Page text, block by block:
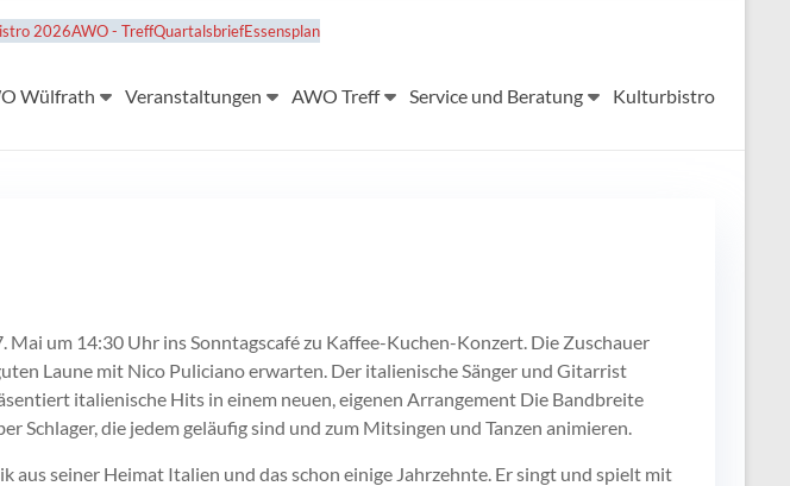
2026AWO - TreffQuartalsbriefEssensplan
Wülfrath Veranstaltungen AWO Treff Service und Beratung Kulturbistro
um 14:30 Uhr ins Sonntagscafé zu Kaffee-Kuchen-Konzert. Die Zuschauer
Laune mit Nico Puliciano erwarten. Der italienische Sänger und Gitarrist
italienische Hits in einem neuen, eigenen Arrangement Die Bandbreite
Schlager, die jedem geläufig sind und zum Mitsingen und Tanzen animieren.
aus seiner Heimat Italien und das schon einige Jahrzehnte. Er singt und spielt mit